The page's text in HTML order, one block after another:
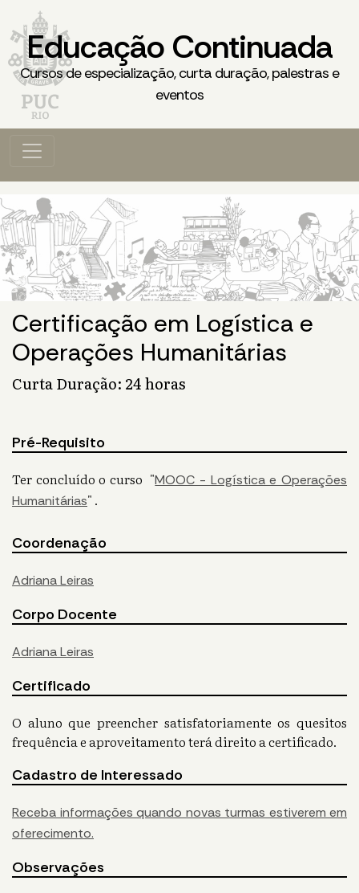
Educação Continuada
Cursos de especialização, curta duração, palestras e
eventos
Certificação em Logística e
Operações Humanitárias
Curta Duração: 24 horas
Pré-Requisito
Ter concluído o curso "MOOC - Logística e Operações
Humanitárias" .
Coordenação
Adriana Leiras
Corpo Docente
Adriana Leiras
Certificado
O aluno que preencher satisfatoriamente os quesitos
frequência e aproveitamento terá direito a certificado.
Cadastro de Interessado
Receba informações quando novas turmas estiverem em
oferecimento.
Observações